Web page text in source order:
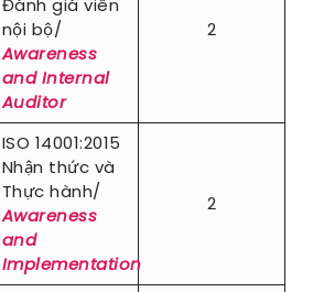
Đánh giá viên
nội bộ/
Awareness
and Internal
Auditor
2
ISO 14001:2015
Nhận thức và
Thực hành/
Awareness
and
Implementation
2